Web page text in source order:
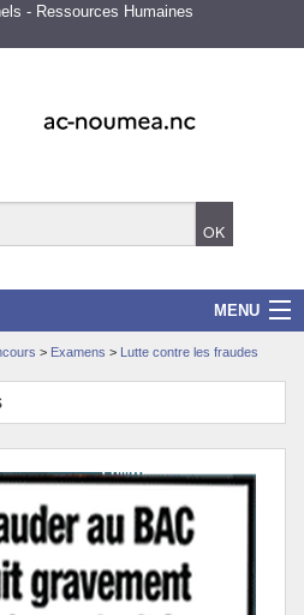
- Ressources Humaines
MENU
> Examens > Lutte contre les fraudes